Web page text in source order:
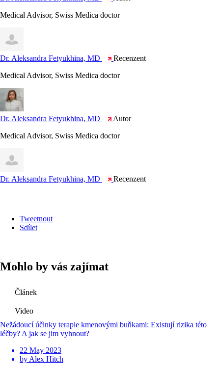
Medical Advisor, Swiss Medica doctor
Dr. Aleksandra Fetyukhina, MD Recenzent
Medical Advisor, Swiss Medica doctor
Dr. Aleksandra Fetyukhina, MD Autor
Medical Advisor, Swiss Medica doctor
Dr. Aleksandra Fetyukhina, MD Recenzent
Tweetnout
Sdílet
Mohlo by vás zajímat
Článek
Video
Nežádoucí účinky terapie kmenovými buňkami: Existují rizika této
léčby? A jak se jim vyhnout?
22 May 2023
by Alex Hitch